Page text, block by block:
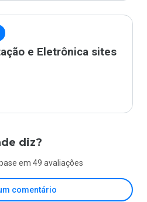
e Eletrônica sites
diz?
em 49 avaliações
comentário